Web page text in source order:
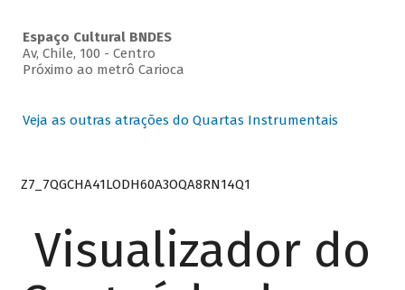
Espaço Cultural BNDES
Av, Chile, 100 - Centro
Próximo ao metrô Carioca
Veja as outras atrações do Quartas Instrumentais
Z7_7QGCHA41LODH60A3OQA8RN14Q1
Visualizador do